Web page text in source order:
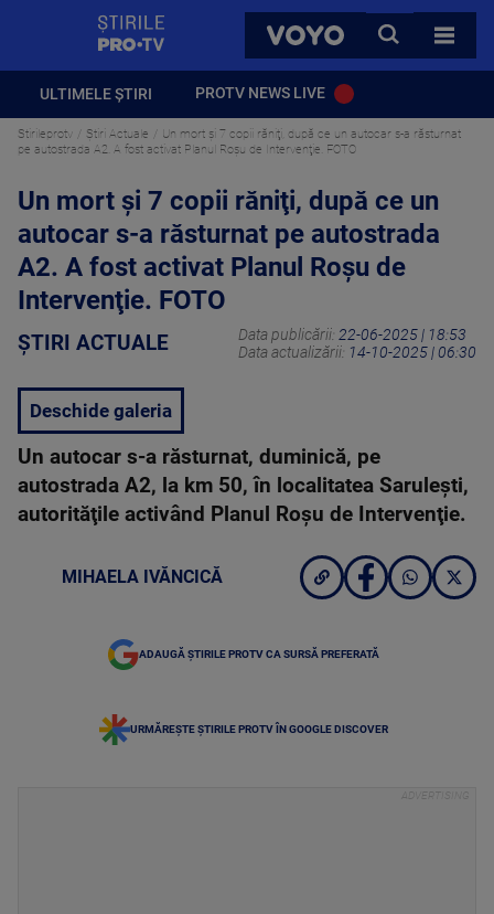
VOYO
CAUTA
TOATE
ULTIMELE ȘTIRI PROTV NEWS LIVE
Stirileprotv Știri Actuale
Un mort și 7 copii răniţi, după ce un autocar s-a răsturnat
pe autostrada A2. A fost activat Planul Roşu de Intervenţie. FOTO
Un mort și 7 copii răniţi, după ce un
autocar s-a răsturnat pe autostrada
A2. A fost activat Planul Roşu de
Intervenţie. FOTO
ȘTIRI ACTUALE Data publicării: 22-06-2025 | 18:53
Data actualizării: 14-10-2025 | 06:30
Deschide galeria
Un autocar s-a răsturnat, duminică, pe
autostrada A2, la km 50, în localitatea Saruleşti,
autorităţile activând Planul Roşu de Intervenţie.
MIHAELA IVĂNCICĂ
ADAUGĂ ȘTIRILE PROTV CA SURSĂ PREFERATĂ
URMĂREȘTE ȘTIRILE PROTV ÎN GOOGLE DISCOVER